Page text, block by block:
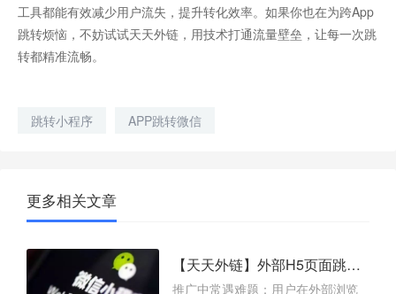
工具都能有效减少用户流失，提升转化效率。如果你也在为跨App
跳转烦恼，不妨试试天天外链，用技术打通流量壁垒，让每一次跳
转都精准流畅。
跳转小程序 APP跳转微信
更多相关文章
【天天外链】外部H5页面跳转到微信小程序的实操指南，从H5到小程序，点击即达
推广中常遇难题：用户在外部浏览